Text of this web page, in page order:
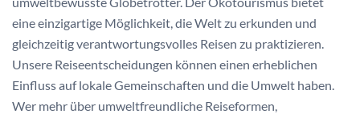
eine einzigartige Möglichkeit, die Welt zu erkunden und
gleichzeitig verantwortungsvolles Reisen zu praktizieren.
Unsere Reiseentscheidungen können einen erheblichen
Einfluss auf lokale Gemeinschaften und die Umwelt haben.
Wer mehr über umweltfreundliche Reiseformen,